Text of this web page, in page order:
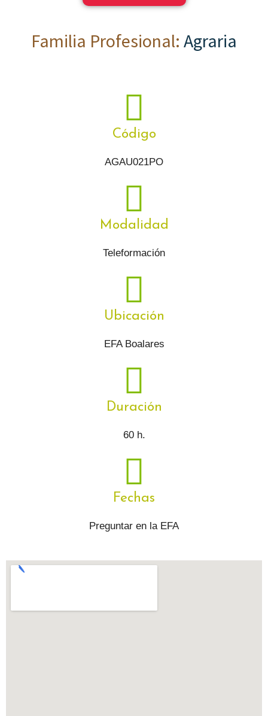
Familia Profesional: Agraria
Código
AGAU021PO
Modalidad
Teleformación
Ubicación
EFA Boalares
Duración
60 h.
Fechas
Preguntar en la EFA